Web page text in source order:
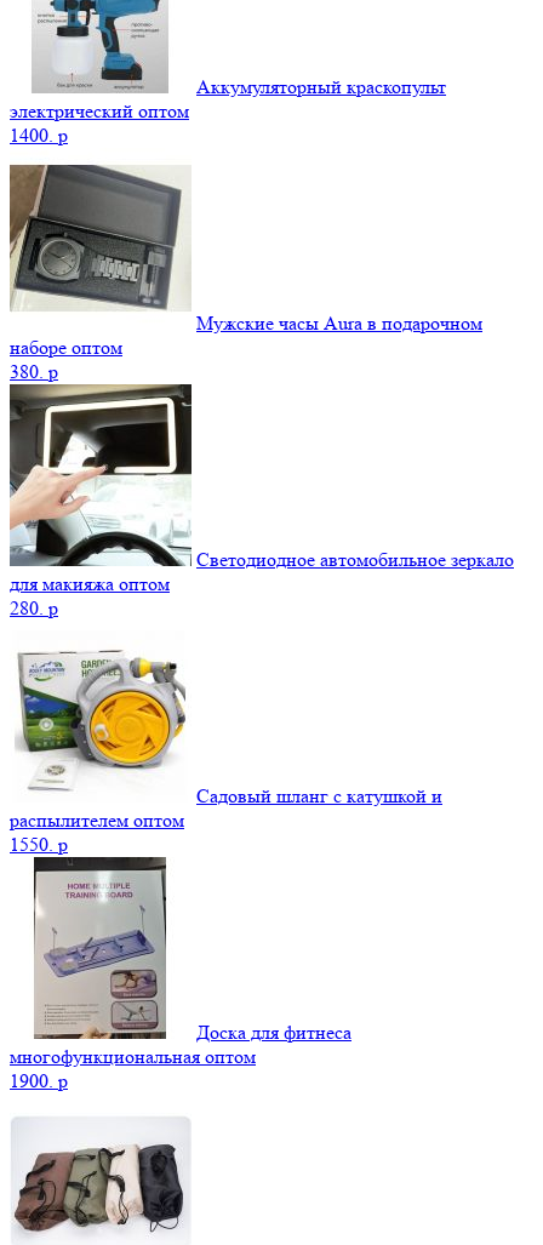
Аккумуляторный краскопульт
электрический оптом
1400. p
Мужские часы Aura в подарочном
наборе оптом
380. p
Светодиодное автомобильное зеркало
для макияжа оптом
280. p
Садовый шланг с катушкой и
распылителем оптом
1550. p
Доска для фитнеса
многофункциональная оптом
1900. p